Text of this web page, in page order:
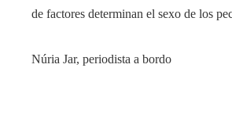
de factores determinan el sexo de los
Núria Jar, periodista a bordo